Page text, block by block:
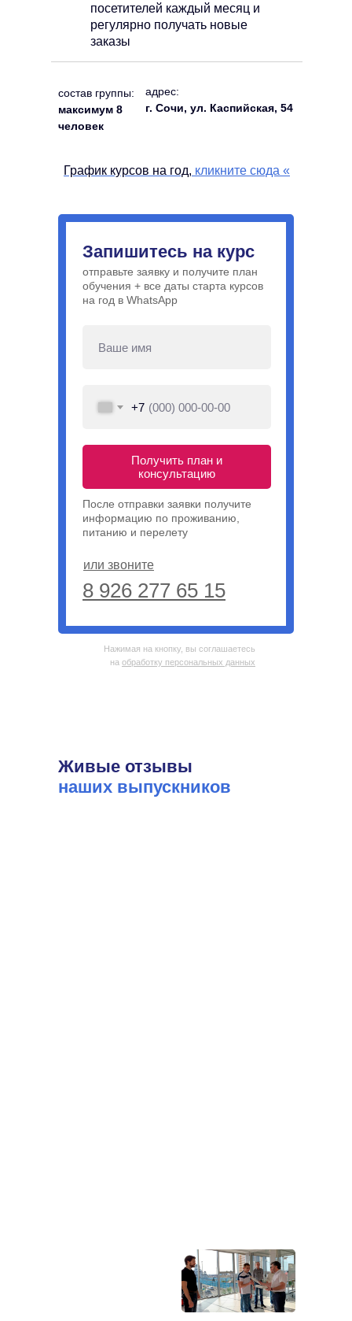
состав группы:
максимум 8
человек
адрес:
г. Сочи, ул. Каспийская, 54
посетителей каждый месяц и
регулярно получать новые
заказы
+7
Получить план и
консультацию
Запишитесь на курс
отправьте заявку и получите план
обучения + все даты старта курсов
на год в WhatsApp
Нажимая на кнопку, вы соглашаетесь
на обработку персональных данных
или звоните
После отправки заявки получите
информацию по проживанию,
питанию и перелету
8 926 277 65 15
График курсов на год, кликните сюда «
Живые отзывы
наших выпускников